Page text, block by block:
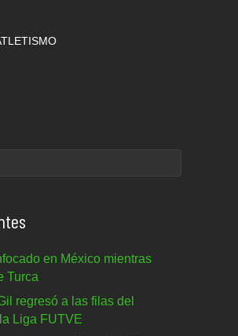
en México mientras
Turca
regresó a las filas del
Liga FUTVE